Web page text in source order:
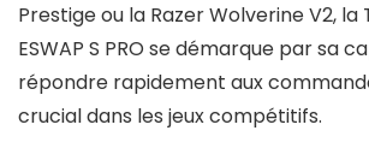
Prestige ou la Razer Wolverine V2,
ESWAP S PRO se démarque par sa
répondre rapidement aux
crucial dans les jeux compétitifs.